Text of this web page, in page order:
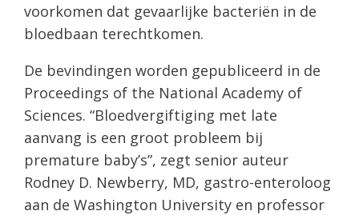
voorkomen dat gevaarlijke bacteriën in de
bloedbaan terechtkomen.
De bevindingen worden gepubliceerd in de
Proceedings of the National Academy of
Sciences. “Bloedvergiftiging met late
aanvang is een groot probleem bij
premature baby’s”, zegt senior auteur
Rodney D. Newberry, MD, gastro-enteroloog
aan de Washington University en professor